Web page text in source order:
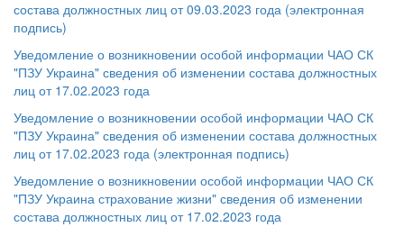
состава должностных лиц от 09.03.2023 года (электронная
подпись)
Уведомление о возникновении особой информации ЧАО СК
"ПЗУ Украина" сведения об изменении состава должностных
лиц от 17.02.2023 года
Уведомление о возникновении особой информации ЧАО СК
"ПЗУ Украина" сведения об изменении состава должностных
лиц от 17.02.2023 года (электронная подпись)
Уведомление о возникновении особой информации ЧАО СК
"ПЗУ Украина страхование жизни" сведения об изменении
состава должностных лиц от 17.02.2023 года